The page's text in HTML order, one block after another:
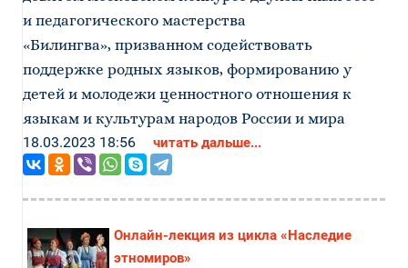
и педагогического мастерства
«Билингва», призванном содействовать
поддержке родных языков, формированию у
детей и молодежи ценностного отношения к
языкам и культурам народов России и мира
18.03.2023 18:56 читать дальше...
Онлайн-лекция из цикла «Наследие
этномиров»